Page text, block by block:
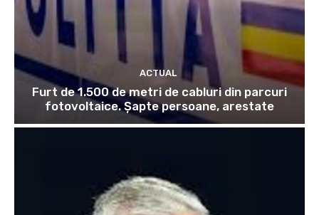
ACTUAL
Furt de 1.500 de metri de cabluri din parcuri
fotovoltaice. Șapte persoane, arestate